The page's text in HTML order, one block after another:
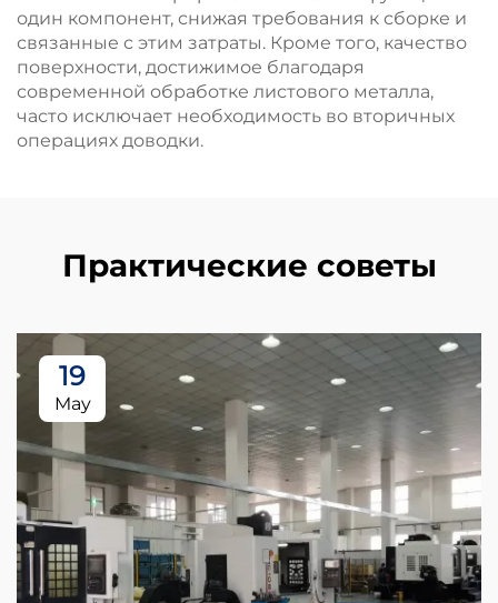
один компонент, снижая требования к сборке и
связанные с этим затраты. Кроме того, качество
поверхности, достижимое благодаря
современной обработке листового металла,
часто исключает необходимость во вторичных
операциях доводки.
Практические советы
19
May